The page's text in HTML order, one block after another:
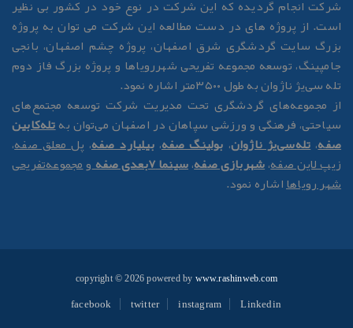
شرکت انجام گردیده که این شرکت در نوع خود در کشور بی نظیر
است. از پروژه های در دست مطالعه این شرکت می توان به پروژه
بزرگ سایت گردشگری شرق اصفهان، پروژه چشم اصفهان، بانجی
جامپینگ، توسعه مجموعه تفریحی شهررویاها و پروژه بزرگ فاز دوم
تله سی‌یژ ناژوان به طول ۳۵۰۰متر اشاره نمود.
از مجموعه‌های گردشگری تحت مدیریت شرکت توسعه مجتمع‌های
سیاحتی، فرهنگی و ورزشی سپاهان در اصفهان می‌توان بهتله‌کابین
،تله‌سی‌یژ ناژوان،بولینگ صفه،بیلیارد صفه،پل معلق صفه،
زیپ لاین صفه،شهربازی صفه،سینما 7بعدی صفه ومجموعه‌تفریحی
شهر رویاهااشاره نمود.
copyright © 2026 powered bywww.rashinweb.com
facebook twitter instagram Linkedin